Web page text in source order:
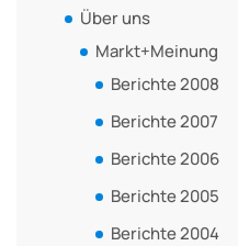
Über uns
Markt+Meinung
Berichte 2008
Berichte 2007
Berichte 2006
Berichte 2005
Berichte 2004